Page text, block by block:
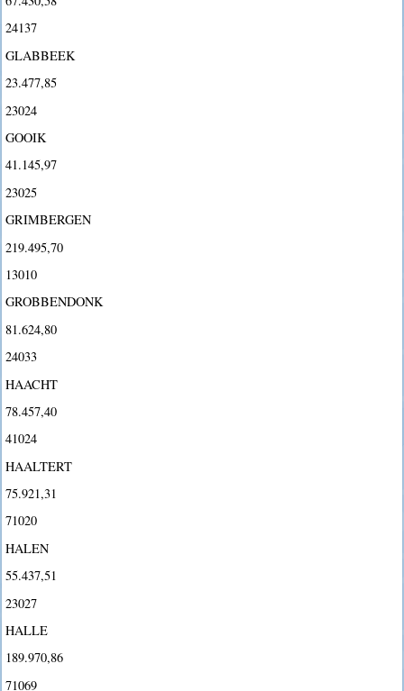
24137
GLABBEEK
23.477,85
23024
GOOIK
41.145,97
23025
GRIMBERGEN
219.495,70
13010
GROBBENDONK
81.624,80
24033
HAACHT
78.457,40
41024
HAALTERT
75.921,31
71020
HALEN
55.437,51
23027
HALLE
189.970,86
71069